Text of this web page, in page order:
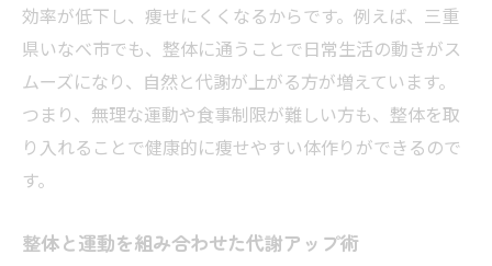
効率が低下し、痩せにくくなるからです。例えば、三重
県いなべ市でも、整体に通うことで日常生活の動きがス
ムーズになり、自然と代謝が上がる方が増えています。
つまり、無理な運動や食事制限が難しい方も、整体を取
り入れることで健康的に痩せやすい体作りができるので
す。
整体と運動を組み合わせた代謝アップ術